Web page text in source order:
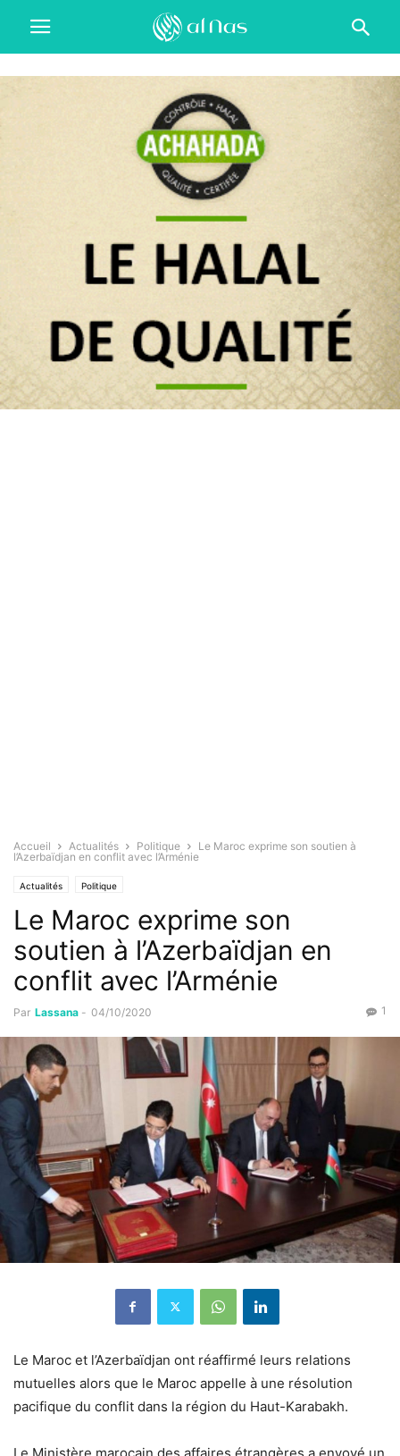
Accueil Actualités Politique
Le Maroc exprime son soutien à
l’Azerbaïdjan en conflit avec l’Arménie
Actualités Politique
Le Maroc exprime son
soutien à l’Azerbaïdjan en
conflit avec l’Arménie
Par Lassana - 04/10/2020 1
Le Maroc et l’Azerbaïdjan ont réaffirmé leurs relations
mutuelles alors que le Maroc appelle à une résolution
pacifique du conflit dans la région du Haut-Karabakh.
Le Ministère marocain des affaires étrangères a envoyé un